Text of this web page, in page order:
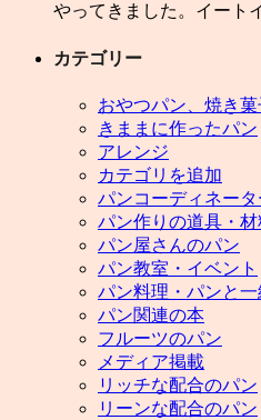
やってきました。イート
カテゴリー
おやつパン、焼き
きままに作ったパン
アレンジ
カテゴリを追加
パンコーディネータ
パン作りの道具・材
パン屋さんのパン
パン教室・イベント
パン料理・パンと
パン関連の本
フルーツのパン
メディア掲載
リッチな配合のパン
リーンな配合のパン